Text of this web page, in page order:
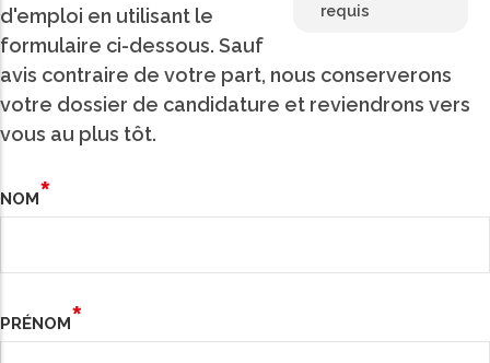
requis
d'emploi en utilisant le
formulaire ci-dessous. Sauf
avis contraire de votre part, nous conserverons
votre dossier de candidature et reviendrons vers
vous au plus tôt.
NOM
PRÉNOM